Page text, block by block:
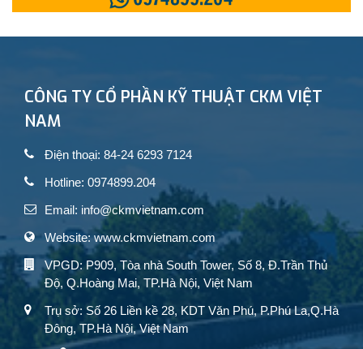
CÔNG TY CỔ PHẦN KỸ THUẬT CKM VIỆT
NAM
Điện thoại: 84-24 6293 7124
Hotline: 0974899.204
Email: info@ckmvietnam.com
Website: www.ckmvietnam.com
VPGD: P909, Tòa nhà South Tower, Số 8, Đ.Trần Thủ
Độ, Q.Hoàng Mai, TP.Hà Nội, Việt Nam
Trụ sở: Số 26 Liền kề 28, KDT Văn Phú, P.Phú La,Q.Hà
Đông, TP.Hà Nội, Việt Nam